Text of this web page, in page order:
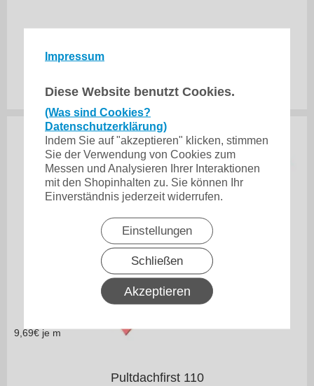
Impressum
Diese Website benutzt Cookies.
(Was sind Cookies?
Datenschutzerklärung)
Indem Sie auf "akzeptieren" klicken, stimmen
Sie der Verwendung von Cookies zum
Messen und Analysieren Ihrer Interaktionen
mit den Shopinhalten zu. Sie können Ihr
Einverständnis jederzeit widerrufen.
Einstellungen
Schließen
Akzeptieren
inkl. 19% MwSt.zzgl. Versand
9,69€ je m
Pultdachfirst 110